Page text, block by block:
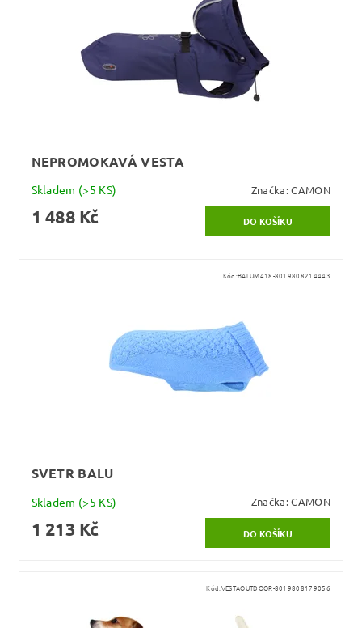
NEPROMOKAVÁ VESTA
Skladem (>5 KS) Značka:CAMON
1 488 Kč
Kód:BALUM418-8019808214443
SVETR BALU
Skladem (>5 KS) Značka:CAMON
1 213 Kč
Kód:VESTAOUTDOOR-8019808179056